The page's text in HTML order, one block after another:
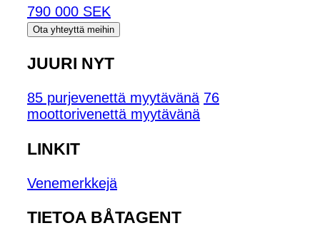
790 000 SEK
Ota yhteyttä meihin
JUURI NYT
85 purjevenettä myytävänä 76
moottorivenettä myytävänä
LINKIT
Venemerkkejä
TIETOA BÅTAGENT